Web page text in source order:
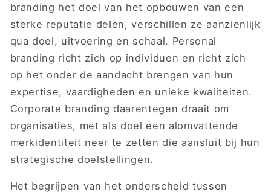
branding het doel van het opbouwen van een
sterke reputatie delen, verschillen ze aanzienlijk
qua doel, uitvoering en schaal. Personal
branding richt zich op individuen en richt zich
op het onder de aandacht brengen van hun
expertise, vaardigheden en unieke kwaliteiten.
Corporate branding daarentegen draait om
organisaties, met als doel een alomvattende
merkidentiteit neer te zetten die aansluit bij hun
strategische doelstellingen.
Het begrijpen van het onderscheid tussen